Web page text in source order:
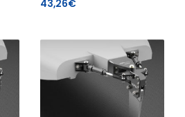
43,26€